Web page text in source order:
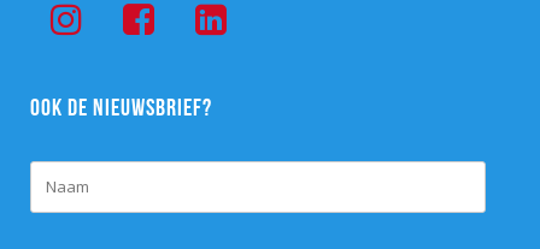
OOK DE NIEUWSBRIEF?